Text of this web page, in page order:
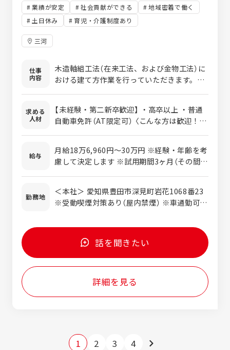
業績が安定 社会貢献ができる
地域密着で働く
土日休み
育児・介護制度あり
三河
仕事
内容
木造軸組工法（在来工法、および金物工法）に
おける建て方作業を行っていただきます。
ムの一員として木造住宅の施工に携わってい
ただきます。 マノモクは「建て方職人」と「リ
フォーム職人（多能工）」との専門企業として
職人育成に力を入れており、業界の課題であ
る職人不足の解消に貢献しています。
求める
人材
【未経験・第二新卒歓迎】 ・高卒以上 ・普通
自動車免許（AT限定可） 〈こんな方は歓迎！〉
の経験がある方 ・木造建築の知識がある方
給与
月給18万6,960円～30万円 ※経験・年齢を考
慮して決定します ※試用期間3ヶ月（その間、
勤務地
＜本社＞ 愛知県豊田市深見町岩花1068番23
※受動喫煙対策あり（屋内禁煙） ※車通勤可
話を聞きたい
詳細を見る
1 2 3 4